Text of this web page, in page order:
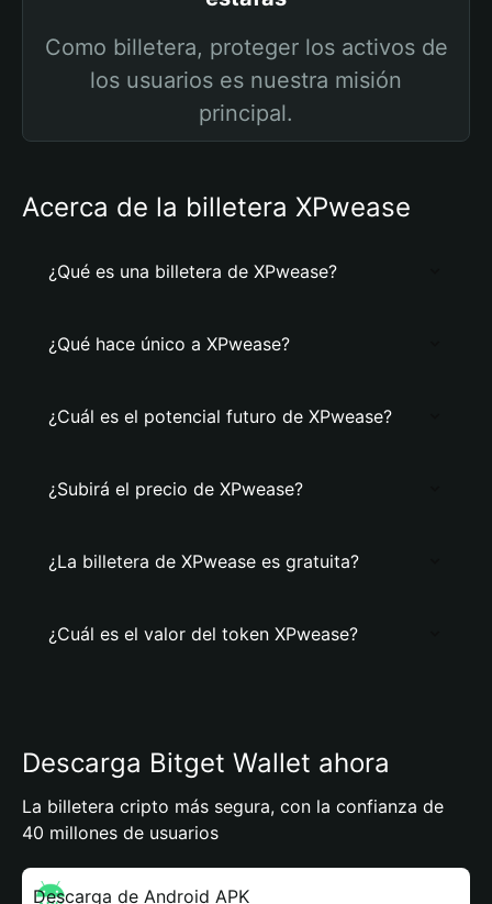
Como billetera, proteger los activos de
los usuarios es nuestra misión
principal.
Acerca de la billetera XPwease
¿Qué es una billetera de XPwease?
¿Qué hace único a XPwease?
¿Cuál es el potencial futuro de XPwease?
¿Subirá el precio de XPwease?
¿La billetera de XPwease es gratuita?
¿Cuál es el valor del token XPwease?
Descarga Bitget Wallet ahora
La billetera cripto más segura, con la confianza de
40 millones de usuarios
Descarga de Android APK